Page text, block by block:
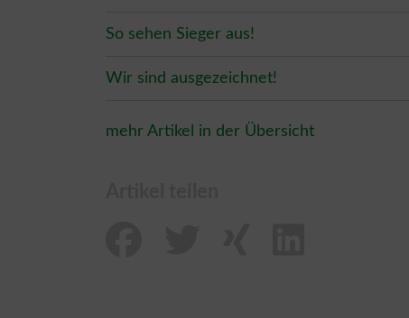
So sehen Sieger aus!
Wir sind ausgezeichnet!
mehr Artikel in der Übersicht